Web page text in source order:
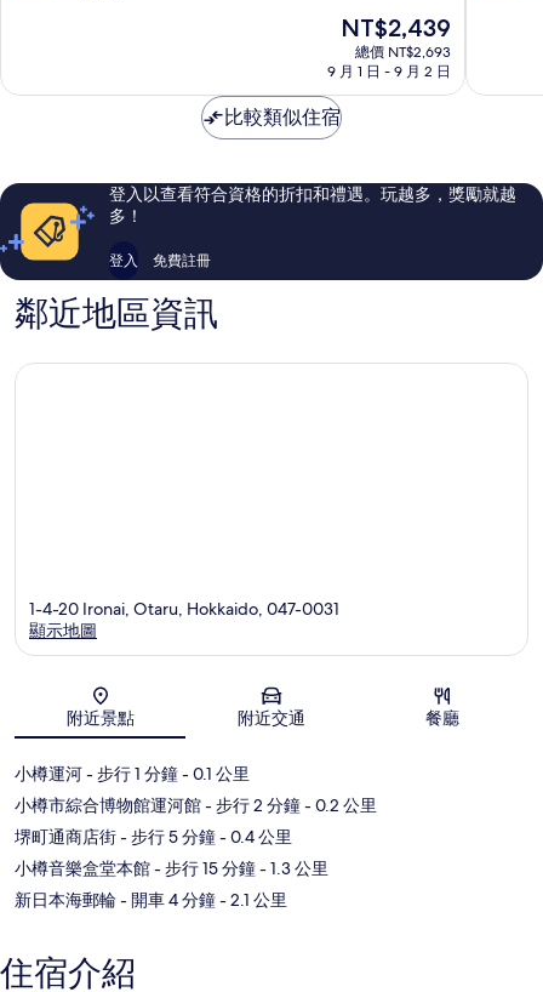
有
則
評
現
在
價
為
NT$2,439
NT$2,439
總價 NT$2,693
9 月 1 日 - 9 月 2 日
有
則
評
比較類似住宿
登入以查看符合資格的折扣和禮遇。玩越多，獎勵就越
多！
登入 免費註冊
鄰近地區資訊
地圖
1-4-20 Ironai, Otaru, Hokkaido, 047-0031
顯示地圖
附近景點 附近交通 餐廳
小樽運河- 步行 1 分鐘- 0.1 公里
小樽市綜合博物館運河館- 步行 2 分鐘- 0.2 公里
堺町通商店街- 步行 5 分鐘- 0.4 公里
小樽音樂盒堂本館- 步行 15 分鐘- 1.3 公里
新日本海郵輪 - 開車 4 分鐘- 2.1 公里
住宿介紹